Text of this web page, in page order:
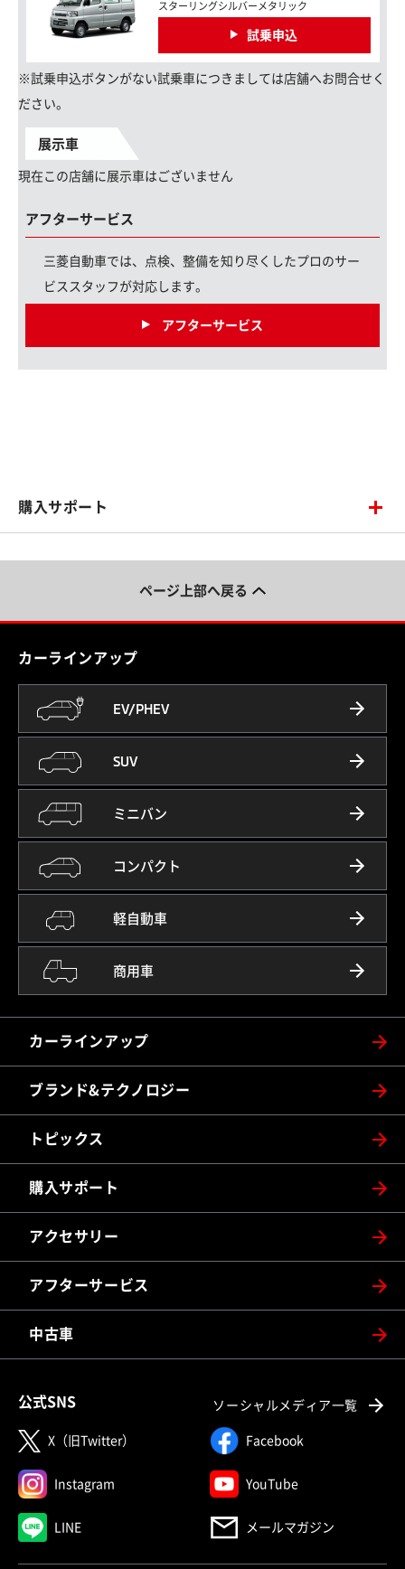
スターリングシルバーメタリック
試乗申込
※試乗申込ボタンがない試乗車につきましては店舗へお問合せく
ださい。
展示車
現在この店舗に展示車はございません
アフターサービス
三菱自動車では、点検、整備を知り尽くしたプロのサー
ビススタッフが対応します。
アフターサービス
購入サポート
ページ上部へ戻る
カーラインアップ
カーラインアップ
EV/PHEV
SUV
ミニバン
コンパクト
軽自動車
商用車
ブランド&テクノロジー
トピックス
購入サポート
アクセサリー
アフターサービス
中古車
公式SNS ソーシャルメディア一覧
X（旧Twitter） Facebook
Instagram YouTube
LINE メールマガジン